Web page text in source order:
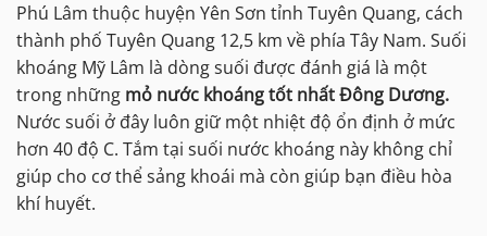
Phú Lâm thuộc huyện Yên Sơn tỉnh Tuyên Quang, cách
thành phố Tuyên Quang 12,5 km về phía Tây Nam. Suối
khoáng Mỹ Lâm là dòng suối được đánh giá là một
trong những mỏ nước khoáng tốt nhất Đông Dương.
Nước suối ở đây luôn giữ một nhiệt độ ổn định ở mức
hơn 40 độ C. Tắm tại suối nước khoáng này không chỉ
giúp cho cơ thể sảng khoái mà còn giúp bạn điều hòa
khí huyết.